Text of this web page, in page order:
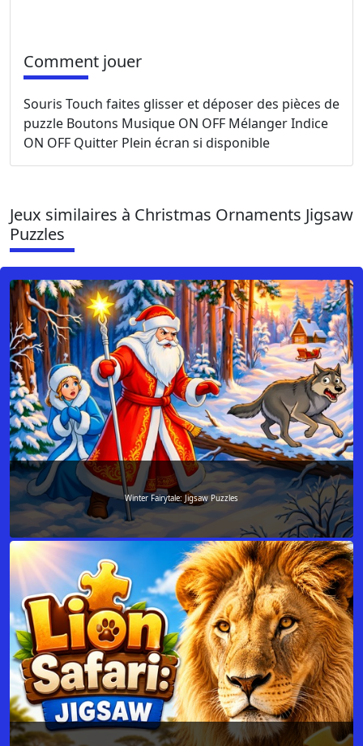
Comment jouer
Souris Touch faites glisser et déposer des pièces de
puzzle Boutons Musique ON OFF Mélanger Indice
ON OFF Quitter Plein écran si disponible
Jeux similaires à Christmas Ornaments Jigsaw
Puzzles
Winter Fairytale: Jigsaw Puzzles